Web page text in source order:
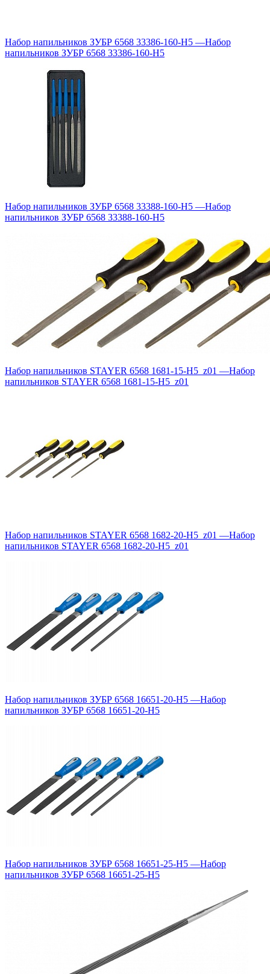
Набор напильников ЗУБР 6568 33386-160-H5 —Набор
напильников ЗУБР 6568 33386-160-H5
Набор напильников ЗУБР 6568 33388-160-H5 —Набор
напильников ЗУБР 6568 33388-160-H5
Набор напильников STAYER 6568 1681-15-H5_z01 —Набор
напильников STAYER 6568 1681-15-H5_z01
Набор напильников STAYER 6568 1682-20-H5_z01 —Набор
напильников STAYER 6568 1682-20-H5_z01
Набор напильников ЗУБР 6568 16651-20-H5 —Набор
напильников ЗУБР 6568 16651-20-H5
Набор напильников ЗУБР 6568 16651-25-H5 —Набор
напильников ЗУБР 6568 16651-25-H5